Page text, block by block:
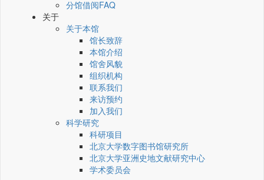
分馆借阅FAQ
关于
关于本馆
馆长致辞
本馆介绍
馆舍风貌
组织机构
联系我们
来访预约
加入我们
科学研究
科研项目
北京大学数字图书馆研究所
北京大学亚洲史地文献研究中心
学术委员会